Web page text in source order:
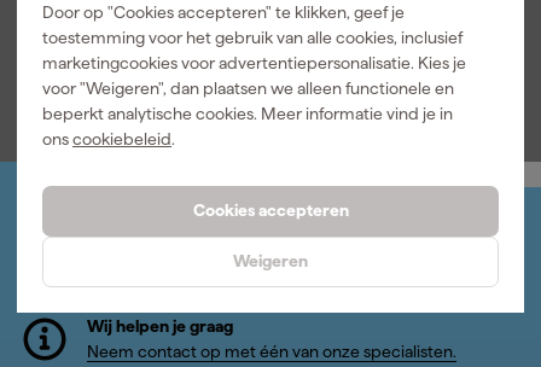
Door op "Cookies accepteren" te klikken, geef je
toestemming voor het gebruik van alle cookies, inclusief
marketingcookies voor advertentiepersonalisatie. Kies je
voor "Weigeren", dan plaatsen we alleen functionele en
beperkt analytische cookies. Meer informatie vind je in
onscookiebeleid.
Cookies accepteren
Weigeren
13,00
10,28
incl. BTW
Adviesprijs
69,99
incl. BTW
Adviesprijs
20,79
incl. BTW
Wij helpen je graag
Neem contact op met één van onze specialisten.